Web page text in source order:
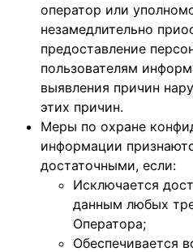
оператор или
незамедлительно
предоставление
пользователям
выявления причин
этих причин.
Меры по охране
информации
достаточными, если:
Исключается
данным любых
Оператора;
Обеспечивается